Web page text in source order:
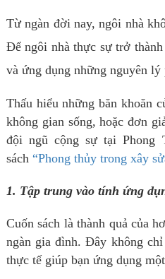
Từ ngàn đời nay, ngôi nhà
Để ngôi nhà thực sự trở
và ứng dụng những nguyên lý
Thấu hiểu những băn khoăn
không gian sống, hoặc đơn
đội ngũ cộng sự tại Phong
sách “Phong thủy trong xây
1. Tập trung vào tính ứng
Cuốn sách là thành quả của
ngàn gia đình. Đây không
thực tế giúp bạn ứng dụng